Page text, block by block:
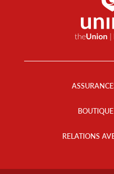
RELATIONS